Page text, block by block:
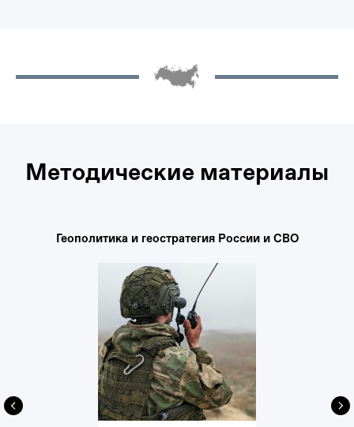
Методические материалы
Геополитика и геостратегия России и СВО